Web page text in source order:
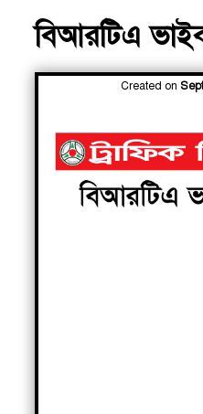
বিআরটিএ
Created on